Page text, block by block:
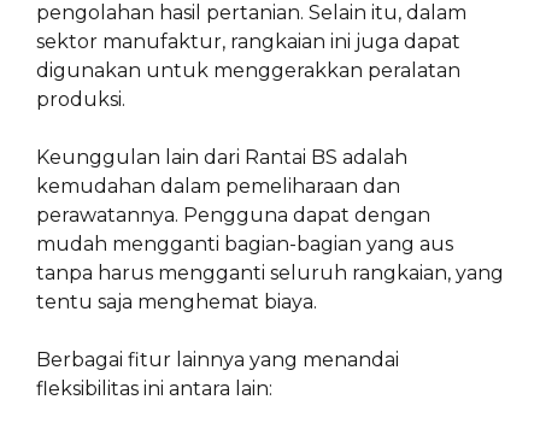
pengolahan hasil pertanian. Selain itu, dalam
sektor manufaktur, rangkaian ini juga dapat
digunakan untuk menggerakkan peralatan
produksi.
Keunggulan lain dari Rantai BS adalah
kemudahan dalam pemeliharaan dan
perawatannya. Pengguna dapat dengan
mudah mengganti bagian-bagian yang aus
tanpa harus mengganti seluruh rangkaian, yang
tentu saja menghemat biaya.
Berbagai fitur lainnya yang menandai
fleksibilitas ini antara lain: